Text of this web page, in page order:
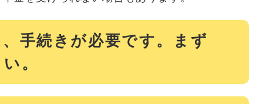
手続きが必要です。まず
。